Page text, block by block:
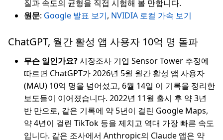
질과 속도의 균형을 직접 시험해 볼 만합니다.
원문: Google 발표 보기, NVIDIA 로컬 가속 보기
ChatGPT, 월간 활성 앱 사용자 10억 명 돌파
무슨 일인가요?시장조사 기업 Sensor Tower 추정에
따르면 ChatGPT가 2026년 5월 월간 활성 앱 사용자
(MAU) 10억 명을 넘어섰고, 6월 14일 이 기록을 정리한
보도들이 이어졌습니다. 2022년 11월 출시 후 약 3년
반 만으로, 같은 기록에 약 5년이 걸린 Google Maps,
약 4년이 걸린 TikTok 등을 제치고 역대 가장 빠른 속도
입니다. 같은 조사에서 Anthropic의 Claude 앱은 약